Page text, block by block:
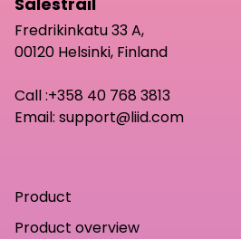
Fredrikinkatu 33 A,
00120 Helsinki, Finland
Call :+358 40 768 3813
Email: support@liid.com
Product
Product overview